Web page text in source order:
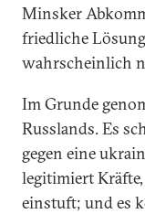
Minsker
friedliche
wahrscheinlich
Im Grunde
Russlands. Es
gegen eine
legitimiert
einstuft; und es